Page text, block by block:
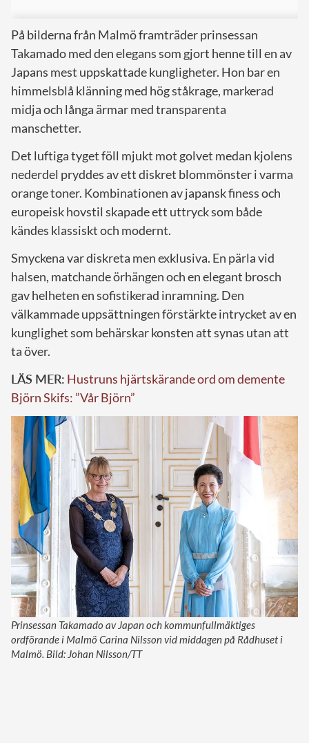
På bilderna från Malmö framträder prinsessan
Takamado med den elegans som gjort henne till en av
Japans mest uppskattade kungligheter. Hon bar en
himmelsblå klänning med hög ståkrage, markerad
midja och långa ärmar med transparenta
manschetter.
Det luftiga tyget föll mjukt mot golvet medan kjolens
nederdel pryddes av ett diskret blommönster i varma
orange toner. Kombinationen av japansk finess och
europeisk hovstil skapade ett uttryck som både
kändes klassiskt och modernt.
Smyckena var diskreta men exklusiva. En pärla vid
halsen, matchande örhängen och en elegant brosch
gav helheten en sofistikerad inramning. Den
välkammade uppsättningen förstärkte intrycket av en
kunglighet som behärskar konsten att synas utan att
ta över.
LÄS MER: Hustruns hjärtskärande ord om demente
Björn Skifs: ”Vår Björn”
Prinsessan Takamado av Japan och kommunfullmäktiges
ordförande i Malmö Carina Nilsson vid middagen på Rådhuset i
Malmö. Bild: Johan Nilsson/TT